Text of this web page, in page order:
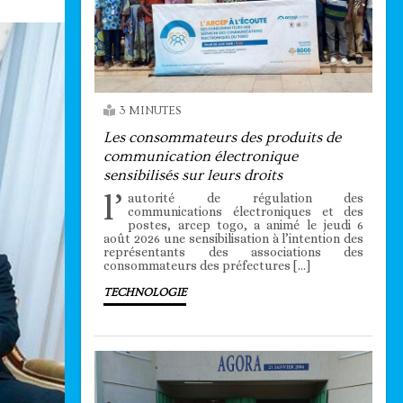
3 MINUTES
Les consommateurs des produits de
communication électronique
sensibilisés sur leurs droits
l’ autorité de régulation des
communications électroniques et des
postes, arcep togo, a animé le jeudi 6
août 2026 une sensibilisation à l’intention des
représentants des associations des
consommateurs des préfectures […]
TECHNOLOGIE